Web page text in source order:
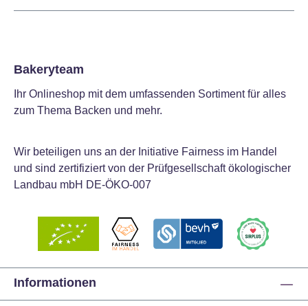
Bakeryteam
Ihr Onlineshop mit dem umfassenden Sortiment für alles
zum Thema Backen und mehr.
Wir beteiligen uns an der Initiative Fairness im Handel
und sind zertifiziert von der Prüfgesellschaft ökologischer
Landbau mbH DE-ÖKO-007
Informationen